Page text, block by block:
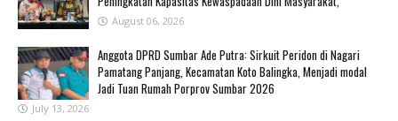
August 06, 2026
Anggota DPRD Sumbar Ade Putra: Sirkuit Peridon di Nagari
Pamatang Panjang, Kecamatan Koto Balingka, Menjadi modal
Jadi Tuan Rumah Porprov Sumbar 2026
July 13, 2026